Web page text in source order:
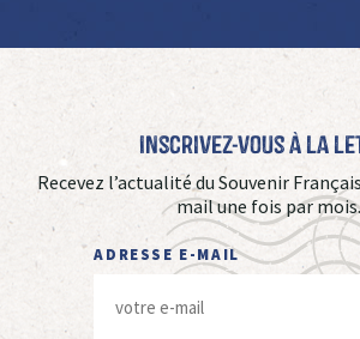
Inscrivez-vous à La
Recevez l’actualité du Souvenir
mail une fois par mois.
ADRESSE E-MAIL